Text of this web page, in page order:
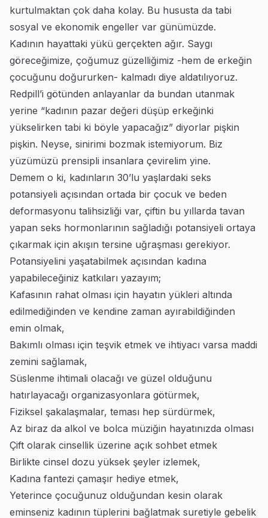
kurtulmaktan çok daha kolay. Bu hususta da tabi
sosyal ve ekonomik engeller var günümüzde.
Kadının hayattaki yükü gerçekten ağır. Saygı
göreceğimize, çoğumuz güzelliğimiz -hem de erkeğin
çocuğunu doğururken- kalmadı diye aldatılıyoruz.
Redpill’i götünden anlayanlar da bundan utanmak
yerine “kadının pazar değeri düşüp erkeğinki
yükselirken tabi ki böyle yapacağız” diyorlar pişkin
pişkin. Neyse, sinirimi bozmak istemiyorum. Biz
yüzümüzü prensipli insanlara çevirelim yine.
Demem o ki, kadınların 30’lu yaşlardaki seks
potansiyeli açısından ortada bir çocuk ve beden
deformasyonu talihsizliği var, çiftin bu yıllarda tavan
yapan seks hormonlarının sağladığı potansiyeli ortaya
çıkarmak için akışın tersine uğraşması gerekiyor.
Potansiyelini yaşatabilmek açısından kadına
yapabileceğiniz katkıları yazayım;
Kafasının rahat olması için hayatın yükleri altında
edilmediğinden ve kendine zaman ayırabildiğinden
emin olmak,
Bakımlı olması için teşvik etmek ve ihtiyacı varsa maddi
zemini sağlamak,
Süslenme ihtimali olacağı ve güzel olduğunu
hatırlayacağı organizasyonlara götürmek,
Fiziksel şakalaşmalar, teması hep sürdürmek,
Az biraz da alkol ve bolca müziğin hayatınızda olması
Çift olarak cinsellik üzerine açık sohbet etmek
Birlikte cinsel dozu yüksek şeyler izlemek,
Kadına fantezi çamaşır hediye etmek,
Yeterince çocuğunuz olduğundan kesin olarak
eminseniz kadının tüplerini bağlatmak suretiyle gebelik